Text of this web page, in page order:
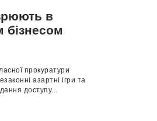
в
бізнесом
прокуратури
азартні ігри та
доступу...